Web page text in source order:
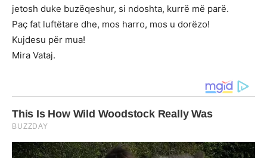
jetosh duke buzëqeshur, si ndoshta, kurrë më parë.
Paç fat luftëtare dhe, mos harro, mos u dorëzo!
Kujdesu për mua!
Mira Vataj.